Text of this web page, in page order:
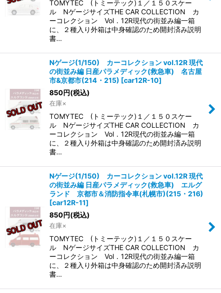
TOMYTEC (トミーテック)１／１５０スケー
ル NゲージサイズTHE CAR COLLECTION カ
ーコレクション Vol．12R現代の街並み編一箱
に、２種入り外箱は中身確認のため開封済み説明
書…
Nゲージ(1/150) カーコレクション vol.12R 現代
の街並み編 日産パラメディック(救急車) 名古屋
市&京都市(214・215) [car12R-10]
850円(税込)
在庫×
TOMYTEC (トミーテック)１／１５０スケー
ル NゲージサイズTHE CAR COLLECTION カ
ーコレクション Vol．12R現代の街並み編一箱
に、２種入り外箱は中身確認のため開封済み説明
書…
Nゲージ(1/150) カーコレクション vol.12R 現代
の街並み編 日産パラメディック(救急車) エルグ
ランド 京都市＆消防指令車(札幌市)(215・216)
[car12R-11]
850円(税込)
在庫×
TOMYTEC (トミーテック)１／１５０スケー
ル NゲージサイズTHE CAR COLLECTION カ
ーコレクション Vol．12R現代の街並み編一箱
に、２種入り外箱は中身確認のため開封済み説明
書…